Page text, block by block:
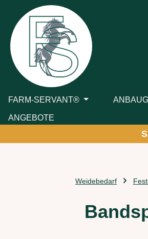
Hauptinhalt springen
Zur Suche springen
Zur Hauptnavigation springen
FARM-SERVANT®
ANGEBOTE
Weidebedarf